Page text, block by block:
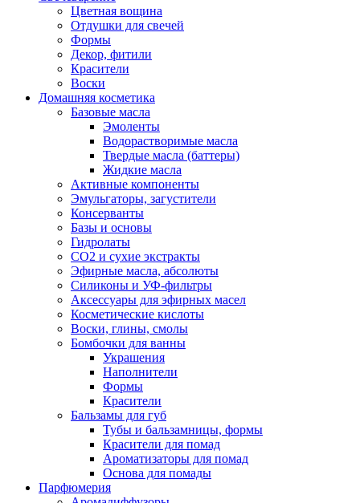
Цветная вощина
Отдушки для свечей
Формы
Декор, фитили
Красители
Воски
Домашняя косметика
Базовые масла
Эмоленты
Водорастворимые масла
Твердые масла (баттеры)
Жидкие масла
Активные компоненты
Эмульгаторы, загустители
Консерванты
Базы и основы
Гидролаты
СО2 и сухие экстракты
Эфирные масла, абсолюты
Силиконы и УФ-фильтры
Аксессуары для эфирных масел
Косметические кислоты
Воски, глины, смолы
Бомбочки для ванны
Украшения
Наполнители
Формы
Красители
Бальзамы для губ
Тубы и бальзамницы, формы
Красители для помад
Ароматизаторы для помад
Основа для помады
Парфюмерия